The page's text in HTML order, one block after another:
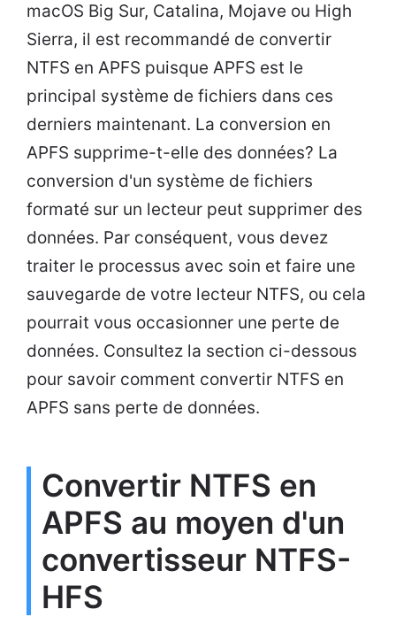
macOS Big Sur, Catalina, Mojave ou High
Sierra, il est recommandé de convertir
NTFS en APFS puisque APFS est le
principal système de fichiers dans ces
derniers maintenant. La conversion en
APFS supprime-t-elle des données? La
conversion d'un système de fichiers
formaté sur un lecteur peut supprimer des
données. Par conséquent, vous devez
traiter le processus avec soin et faire une
sauvegarde de votre lecteur NTFS, ou cela
pourrait vous occasionner une perte de
données. Consultez la section ci-dessous
pour savoir comment convertir NTFS en
APFS sans perte de données.
Convertir NTFS en
APFS au moyen d'un
convertisseur NTFS-
HFS